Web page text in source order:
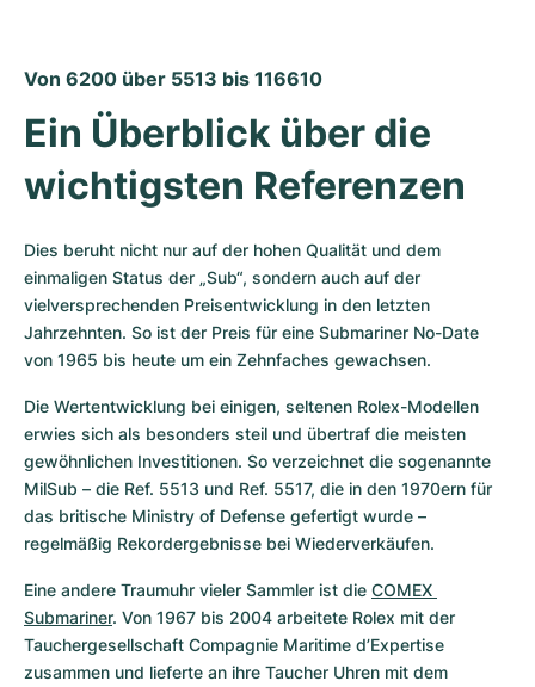
Von 6200 über 5513 bis 116610
Ein Überblick über die
wichtigsten Referenzen
Dies beruht nicht nur auf der hohen Qualität und dem
einmaligen Status der „Sub“, sondern auch auf der
vielversprechenden Preisentwicklung in den letzten
Jahrzehnten. So ist der Preis für eine Submariner No-Date
von 1965 bis heute um ein Zehnfaches gewachsen.
Die Wertentwicklung bei einigen, seltenen Rolex-Modellen
erwies sich als besonders steil und übertraf die meisten
gewöhnlichen Investitionen. So verzeichnet die sogenannte
MilSub – die Ref. 5513 und Ref. 5517, die in den 1970ern für
das britische Ministry of Defense gefertigt wurde –
regelmäßig Rekordergebnisse bei Wiederverkäufen.
Eine andere Traumuhr vieler Sammler ist die COMEX
Submariner. Von 1967 bis 2004 arbeitete Rolex mit der
Tauchergesellschaft Compagnie Maritime d’Expertise
zusammen und lieferte an ihre Taucher Uhren mit dem